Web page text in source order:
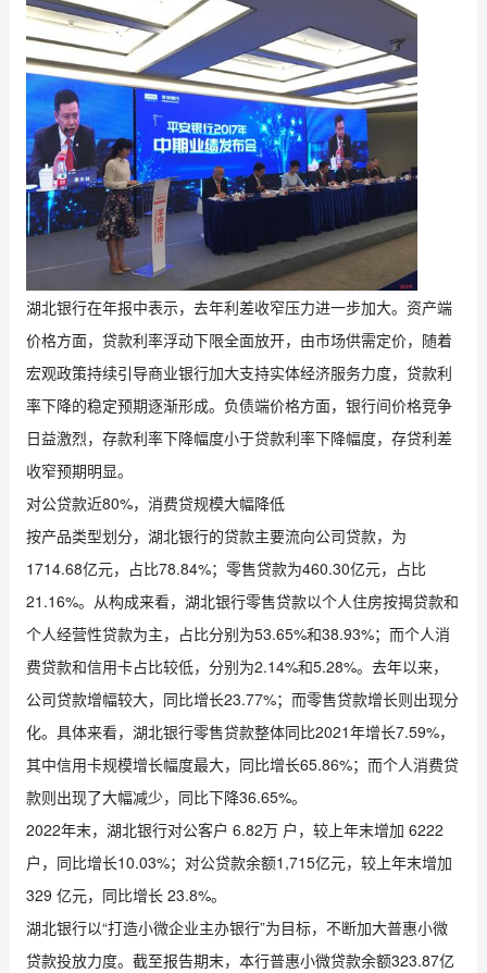
湖北银行在年报中表示，去年利差收窄压力进一步加大。资产端
价格方面，贷款利率浮动下限全面放开，由市场供需定价，随着
宏观政策持续引导商业银行加大支持实体经济服务力度，贷款利
率下降的稳定预期逐渐形成。负债端价格方面，银行间价格竞争
日益激烈，存款利率下降幅度小于贷款利率下降幅度，存贷利差
收窄预期明显。
对公贷款近80%，消费贷规模大幅降低
按产品类型划分，湖北银行的贷款主要流向公司贷款，为
1714.68亿元，占比78.84%；零售贷款为460.30亿元，占比
21.16%。从构成来看，湖北银行零售贷款以个人住房按揭贷款和
个人经营性贷款为主，占比分别为53.65%和38.93%；而个人消
费贷款和信用卡占比较低，分别为2.14%和5.28%。去年以来，
公司贷款增幅较大，同比增长23.77%；而零售贷款增长则出现分
化。具体来看，湖北银行零售贷款整体同比2021年增长7.59%，
其中信用卡规模增长幅度最大，同比增长65.86%；而个人消费贷
款则出现了大幅减少，同比下降36.65%。
2022年末，湖北银行对公客户 6.82万 户，较上年末增加 6222
户，同比增长10.03%；对公贷款余额1,715亿元，较上年末增加
329 亿元，同比增长 23.8%。
湖北银行以“打造小微企业主办银行”为目标，不断加大普惠小微
贷款投放力度。截至报告期末，本行普惠小微贷款余额323.87亿